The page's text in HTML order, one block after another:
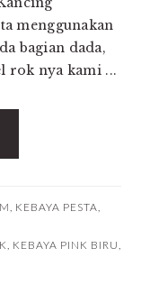
menggunakan
bagian dada,
rok nya kami ...
, KEBAYA PESTA,
, KEBAYA PINK BIRU,